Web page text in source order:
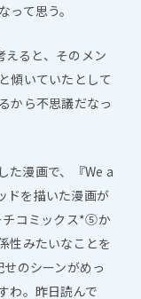
て思う。
ると、そのメン
傾いていたとして
から不思議だなっ
た漫画で、『We a
を描いた漫画が
チコミックス*⑤か
性みたいなことを
のシーンがめっ
わ。昨日読んで